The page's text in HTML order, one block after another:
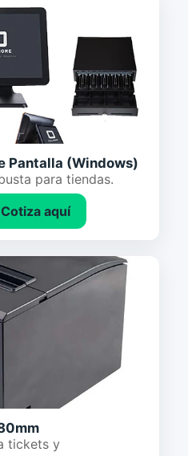
Pantalla (Windows)
para tiendas.
Cotiza aquí
tickets y